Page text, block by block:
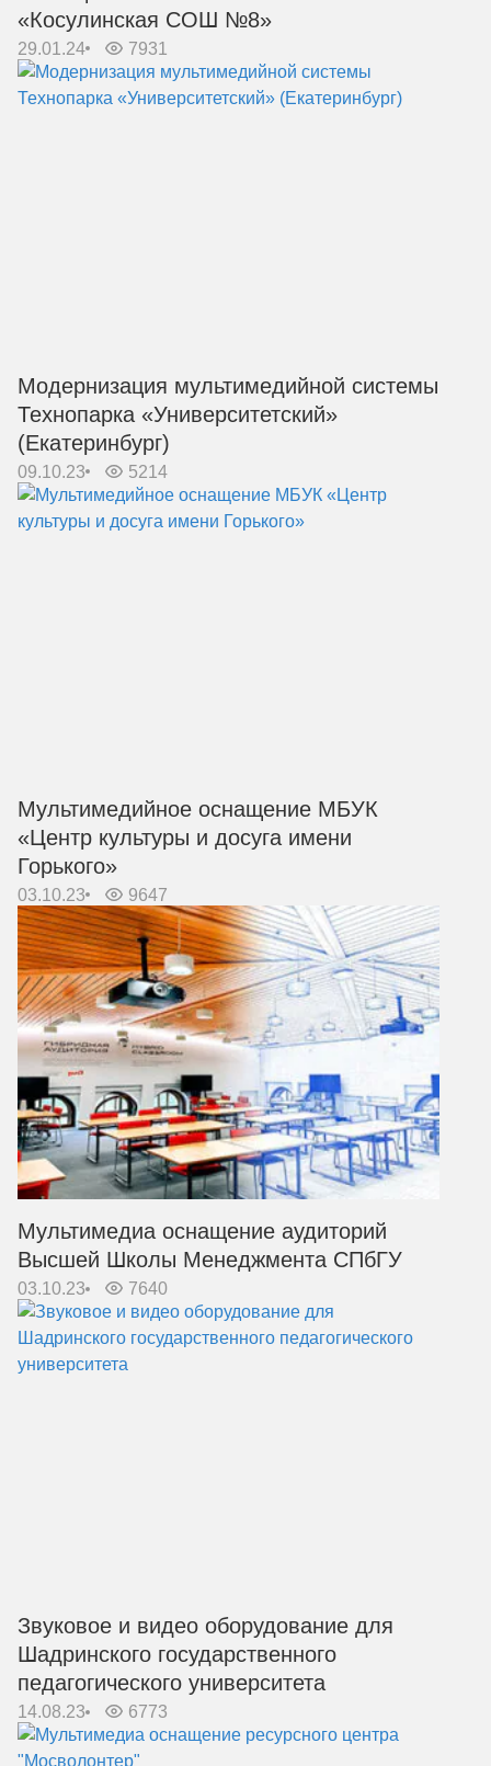
«Косулинская СОШ №8»
29.01.24 7931
Модернизация мультимедийной системы
Технопарка «Университетский»
(Екатеринбург)
09.10.23 5214
Мультимедийное оснащение МБУК
«Центр культуры и досуга имени
Горького»
03.10.23 9647
Мультимедиа оснащение аудиторий
Высшей Школы Менеджмента СПбГУ
03.10.23 7640
Звуковое и видео оборудование для
Шадринского государственного
педагогического университета
14.08.23 6773